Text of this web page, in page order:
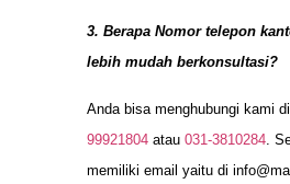
3. Berapa Nomor telepon
lebih mudah berkonsultasi?
Anda bisa menghubungi kami
99921804 atau 031-3810284 .
memiliki email yaitu di